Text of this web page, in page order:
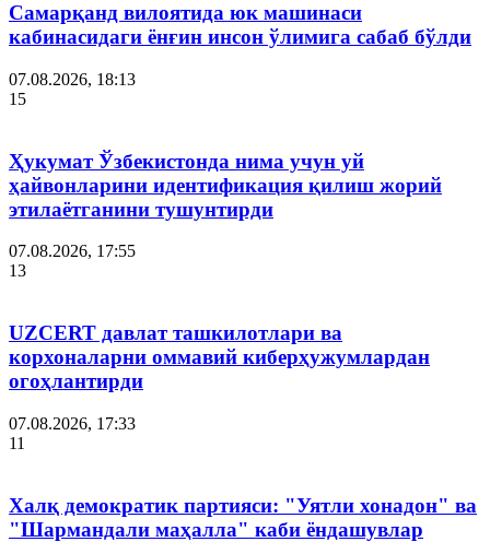
Самарқанд вилоятида юк машинаси
кабинасидаги ёнғин инсон ўлимига сабаб бўлди
07.08.2026, 18:13
15
Ҳукумат Ўзбекистонда нима учун уй
ҳайвонларини идентификация қилиш жорий
этилаётганини тушунтирди
07.08.2026, 17:55
13
UZCERT давлат ташкилотлари ва
корхоналарни оммавий киберҳужумлардан
огоҳлантирди
07.08.2026, 17:33
11
Халқ демократик партияси: "Уятли хонадон" ва
"Шармандали маҳалла" каби ёндашувлар